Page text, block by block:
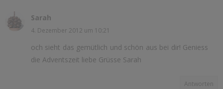
Sarah
4. Dezember 2012 um 10:21
och sieht das gemütlich und schön aus bei dir! Geniess
die Adventszeit liebe Grüsse Sarah
Antworten